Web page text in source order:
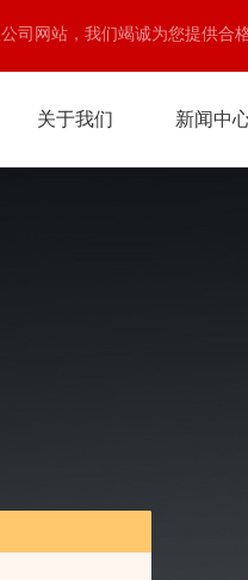
司网站，我们竭诚为您提供合
关于我们 新闻中